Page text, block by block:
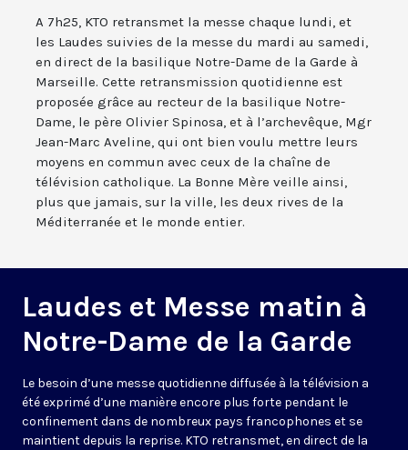
A 7h25, KTO retransmet la messe chaque lundi, et
les Laudes suivies de la messe du mardi au samedi,
en direct de la basilique Notre-Dame de la Garde à
Marseille. Cette retransmission quotidienne est
proposée grâce au recteur de la basilique Notre-
Dame, le père Olivier Spinosa, et à l’archevêque, Mgr
Jean-Marc Aveline, qui ont bien voulu mettre leurs
moyens en commun avec ceux de la chaîne de
télévision catholique. La Bonne Mère veille ainsi,
plus que jamais, sur la ville, les deux rives de la
Méditerranée et le monde entier.
Laudes et Messe matin à
Notre-Dame de la Garde
Le besoin d’une messe quotidienne diffusée à la télévision a
été exprimé d’une manière encore plus forte pendant le
confinement dans de nombreux pays francophones et se
maintient depuis la reprise. KTO retransmet, en direct de la